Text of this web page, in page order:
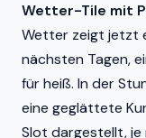
Wetter-Tile mit
Wetter zeigt jetzt
nächsten Tagen,
für heiß. In der
eine geglättete
Slot dargestellt,